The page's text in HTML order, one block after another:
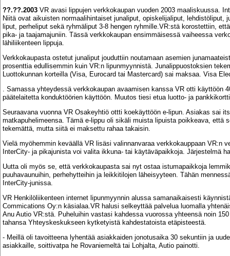
??.??.2003 VR avasi lippujen verkkokaupan vuoden 2003 maaliskuussa.
Niitä ovat aikuisten normaalihintaiset junaliput, opiskelijaliput,
liput, perheliput sekä ryhmäliput 3-8 hengen ryhmille.VR:stä korostettiin,
pika- ja taajamajuniin. Tässä verkkokaupan ensimmäisessä vaiheessa
lähiliikenteen lippuja.
Verkkokaupasta ostetut junaliput jouduttiin noutamaan asemien
prosenttia edullisemmin kuin VR:n lipunmyynnistä. Junalippuostoksien
Luottokunnan korteilla (Visa, Eurocard tai Mastercard) sai maksaa. Visa
. Samassa yhteydessä verkkokaupan avaamisen kanssa VR otti käyttöön
päätelaitetta konduktöörien käyttöön. Muutos tiesi etua luotto- ja
Seuraavana vuonna VR Osakeyhtiö ottti koekäyttöön e-lipun. Asiakas sai
matkapuhelimeensa. Tämä e-lippu oli sikäli muista lipuista poikkeava,
tekemättä, mutta siitä ei maksettu rahaa takaisin.
Vielä myöhemmin keväällä VR lisäsi valinnanvaraa verkkokauppaan VR:n
InterCity- ja pikajunista voi valita ikkuna- tai käytäväpaikkoja. Järjestelmä
Uutta oli myös se, että verkkokaupasta sai nyt ostaa istumapaikkoja
puuhavaunuihin, perhehytteihin ja leikkitilojen läheisyyteen. Tähän
InterCity-junissa.
VR Henkilöliikenteen internet lipunmyynnin alussa samanaikaisesti
Commications Oy:n käsialaa.VR halusi selkeyttää palvelua luomalla
Anu Autio VR:stä. Puheluihin vastasi kahdessa vuorossa yhteensä noin
tahansa Yhteyskeskukseen kytketyistä kahdestatoista etäpisteestä.
- Meillä oli tavoitteena lyhentää asiakkaiden jonotusaika 30 sekuntiin ja
asiakkaille, soittivatpa he Rovaniemeltä tai Lohjalta, Autio painotti.